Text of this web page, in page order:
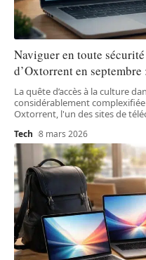
Naviguer en toute
d’Oxtorrent en
La quête d’accès à la culture
considérablement
Oxtorrent, l'un des sites de
Tech 8 mars 2026